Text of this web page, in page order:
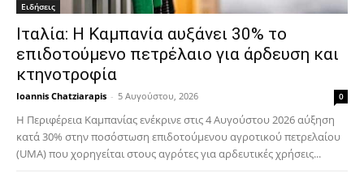
Ειδήσεις
Ιταλία: Η Καμπανία αυξάνει 30% το
επιδοτούμενο πετρέλαιο για άρδευση και
κτηνοτροφία
Ioannis Chatziarapis - 5 Αυγούστου, 2026 0
Η Περιφέρεια Καμπανίας ενέκρινε στις 4 Αυγούστου 2026 αύξηση
κατά 30% στην ποσόστωση επιδοτούμενου αγροτικού πετρελαίου
(UMA) που χορηγείται στους αγρότες για αρδευτικές χρήσεις...